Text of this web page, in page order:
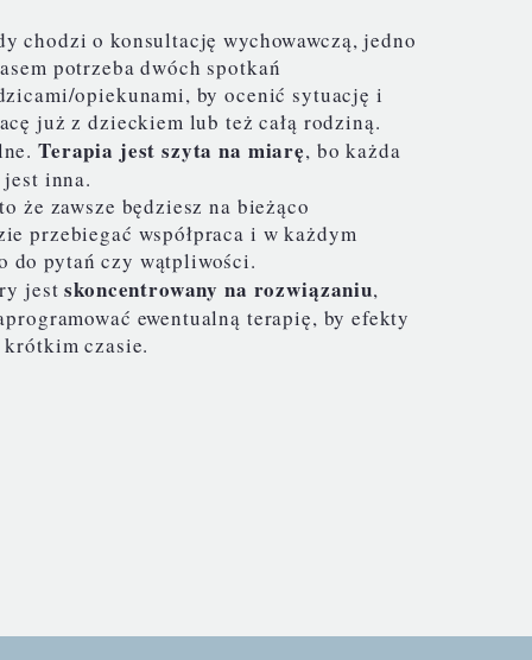
chodzi o konsultację wychowawczą, jedno
potrzeba dwóch spotkań
opiekunami, by ocenić sytuację i
już z dzieckiem lub też całą rodziną.
Terapia jest szyta na miarę, bo każda
inna.
że zawsze będziesz na bieżąco
przebiegać współpraca i w każdym
do pytań czy wątpliwości.
jestskoncentrowany na rozwiązaniu,
ewentualną terapię, by efekty
czasie.